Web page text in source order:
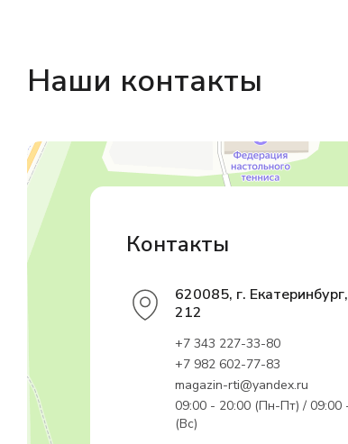
Наши контакты
Магазин резинотехники
Резиновые и резинотехнические изделия в Екатеринбурге
Садовый инвентарь и техника в Екатеринбурге
Контакты
620085, г.
212
+7 343 227-33-80
+7 982 602-77-83
magazin-rti@yandex.ru
09:00 - 20:00 (Пн-Пт) / 09:00
(Вс)